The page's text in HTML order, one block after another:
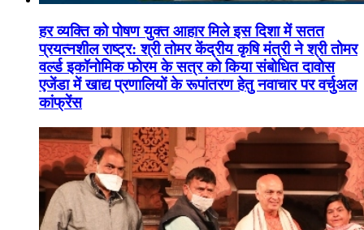
हर व्यक्ति को पोषण युक्त आहार मिले इस दिशा में सतत
प्रयत्नशील राष्ट्र: श्री तोमर केंद्रीय कृषि मंत्री ने श्री तोमर
वर्ल्ड इकॉनोमिक फोरम के सत्र को किया संबोधित दावोस
एजेंडा में खाद्य प्रणालियों के रूपांतरण हेतु नवाचार पर वर्चुअल
कांफ्रेंस